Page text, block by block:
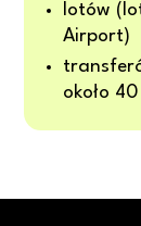
lotów
Airport)
około